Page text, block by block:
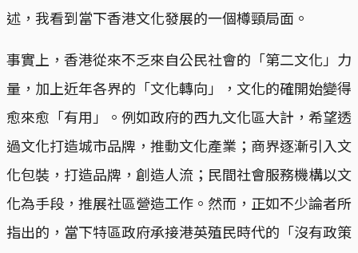
述，我看到當下香港文化發展的一個樽頸局面。
事實上，香港從來不乏來自公民社會的「第二文化」力
量，加上近年各界的「文化轉向」，文化的確開始變得
愈來愈「有用」。例如政府的西九文化區大計，希望透
過文化打造城市品牌，推動文化產業；商界逐漸引入文
化包裝，打造品牌，創造人流；民間社會服務機構以文
化為手段，推展社區營造工作。然而，正如不少論者所
指出的，當下特區政府承接港英殖民時代的「沒有政策